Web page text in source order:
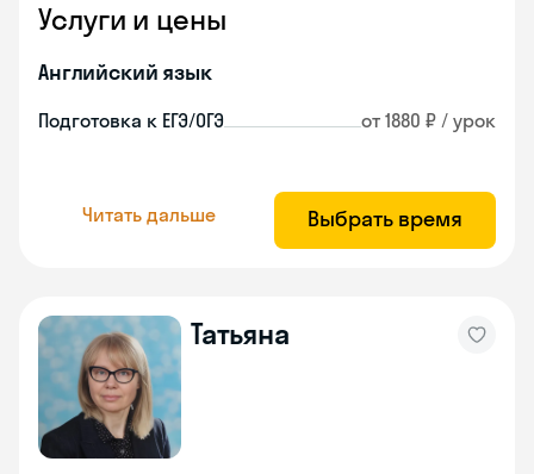
Услуги и цены
Английский язык
Подготовка к ЕГЭ/ОГЭ от 1880 ₽ / урок
Читать дальше Выбрать время
Татьяна